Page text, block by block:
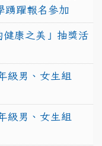
踴躍報名參加
康之美」抽獎活
級男、女生組
級男、女生組